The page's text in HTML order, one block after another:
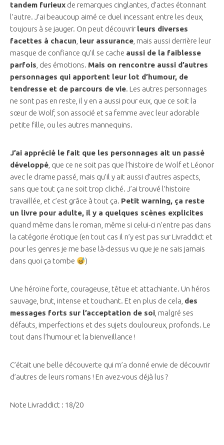
tandem furieux de remarques cinglantes, d’actes étonnant
l’autre. J’ai beaucoup aimé ce duel incessant entre les deux,
toujours à se jauger. On peut découvrir leurs diverses
facettes à chacun leur assurance , mais aussi derrière leur
masque de confiance qu’il se cache aussi de la faiblesse
parfois , des émotions. Mais on rencontre aussi d’autres
personnages qui apportent leur lot d’humour, de
tendresse et de parcours de vie. Les autres personnages
ne sont pas en reste, il y en a aussi pour eux, que ce soit la
sœur de Wolf, son associé et sa femme avec leur adorable
petite fille, ou les autres mannequins.
J’ai apprécié le fait que les personnages ait un passé
développé , que ce ne soit pas que l’histoire de Wolf et Léonor
avec le drame passé, mais qu’il y ait aussi d’autres aspects,
sans que tout ça ne soit trop cliché. J’ai trouvé l’histoire
travaillée, et c’est grâce à tout ça. Petit warning, ça reste
un livre pour adulte, il y a quelques scènes explicites
quand même dans le roman, même si celui-ci n’entre pas dans
la catégorie érotique (en tout cas il n’y est pas sur Livraddict et
pour les genres je me base là-dessus vu que je ne sais jamais
dans quoi ça tombe
)
Une héroïne forte, courageuse, têtue et attachiante. Un héros
sauvage, brut, intense et touchant. Et en plus de cela, des
messages forts sur l’acceptation de soi , malgré ses
défauts, imperfections et des sujets douloureux, profonds. Le
tout dans l’humour et la bienveillance !
C’était une belle découverte qui m’a donné envie de découvrir
d’autres de leurs romans ! En avez-vous déjà lus ?
Note Livraddict : 18/20